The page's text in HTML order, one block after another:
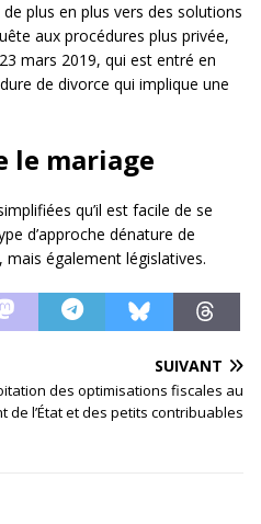
plus en plus vers des solutions
aux procédures plus privée,
mars 2019, qui est entré en
de divorce qui implique une
le mariage
qu’il est facile de se
d’approche dénature de
également législatives.
SUIVANT
des optimisations fiscales au
de l’État et des petits contribuables